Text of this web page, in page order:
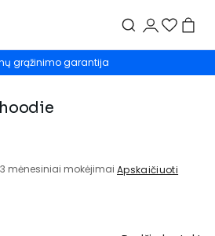
grąžinimo garantija
mėnesiniai mokėjimai Apskaičiuoti